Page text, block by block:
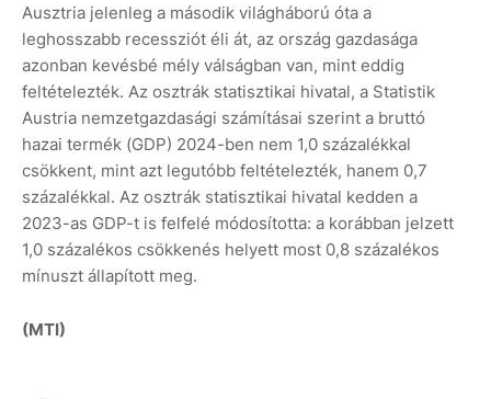
Ausztria jelenleg a második világháború óta a
leghosszabb recessziót éli át, az ország gazdasága
azonban kevésbé mély válságban van, mint eddig
feltételezték. Az osztrák statisztikai hivatal, a Statistik
Austria nemzetgazdasági számításai szerint a bruttó
hazai termék (GDP) 2024-ben nem 1,0 százalékkal
csökkent, mint azt legutóbb feltételezték, hanem 0,7
százalékkal. Az osztrák statisztikai hivatal kedden a
2023-as GDP-t is felfelé módosította: a korábban jelzett
1,0 százalékos csökkenés helyett most 0,8 százalékos
mínuszt állapított meg.
(MTI)